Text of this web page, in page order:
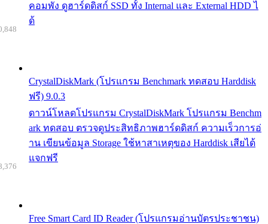
คอมพัง ดูฮาร์ดดิสก์ SSD ทั้ง Internal และ External HDD ไ
ด้
CrystalDiskMark (โปรแกรม Benchmark ทดสอบ Harddisk
ฟรี) 9.0.3
ดาวน์โหลดโปรแกรม CrystalDiskMark โปรแกรม Benchm
ark ทดสอบ ตรวจดูประสิทธิภาพฮาร์ดดิสก์ ความเร็วการอ่
าน เขียนข้อมูล Storage ใช้หาสาเหตุของ Harddisk เสียได้
แจกฟรี
Free Smart Card ID Reader (โปรแกรมอ่านบัตรประชาชน)